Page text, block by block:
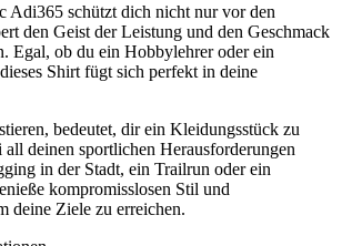
Adi365 schützt dich nicht nur vor den
den Geist der Leistung und den Geschmack
Egal, ob du ein Hobbylehrer oder ein
Shirt fügt sich perfekt in deine
bedeutet, dir ein Kleidungsstück zu
all deinen sportlichen Herausforderungen
in der Stadt, ein Trailrun oder ein
kompromisslosen Stil und
deine Ziele zu erreichen.